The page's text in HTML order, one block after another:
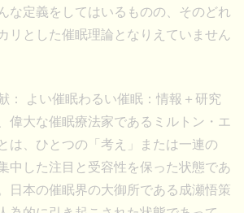
な定義をしてはいるものの、そのどれ
リとした催眠理論となりえていません
： よい催眠わるい催眠：情報＋研究
偉大な催眠療法家であるミルトン・エ
は、ひとつの「考え」または一連の
中した注目と受容性を保った状態であ
日本の催眠界の大御所である成瀬悟策